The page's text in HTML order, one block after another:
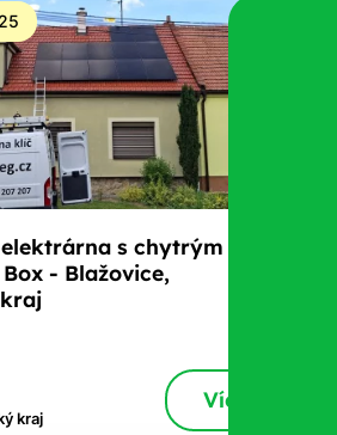
s chytrým
- Blažovice,
kraj
Více